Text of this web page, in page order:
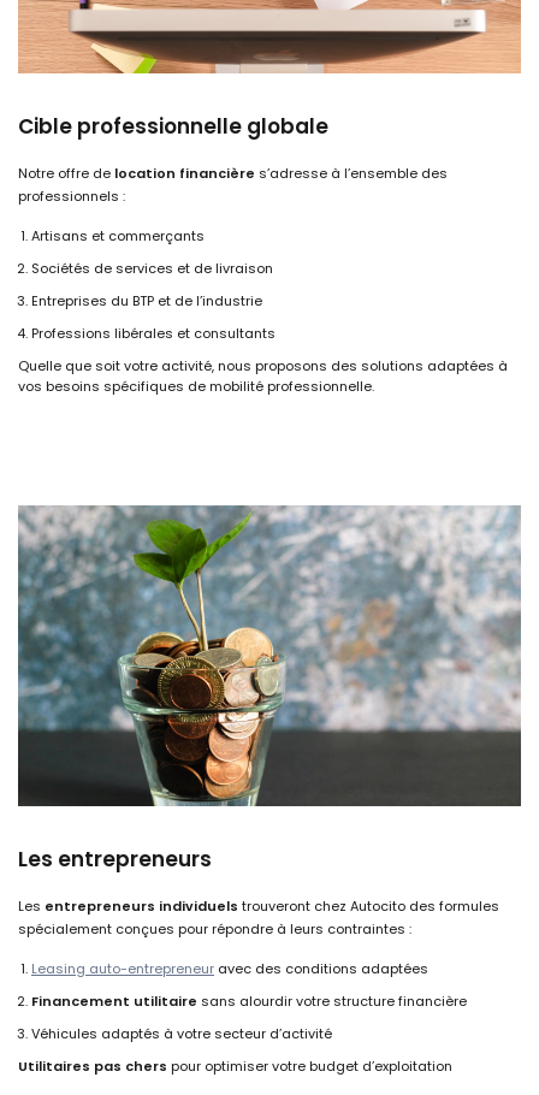
Cible professionnelle globale
Notre offre de location financière s’adresse à l’ensemble des
professionnels :
Artisans et commerçants
Sociétés de services et de livraison
Entreprises du BTP et de l’industrie
Professions libérales et consultants
Quelle que soit votre activité, nous proposons des solutions adaptées à
vos besoins spécifiques de mobilité professionnelle.
Les entrepreneurs
Les entrepreneurs individuels trouveront chez Autocito des formules
spécialement conçues pour répondre à leurs contraintes :
Leasing auto-entrepreneur avec des conditions adaptées
Financement utilitaire sans alourdir votre structure financière
Véhicules adaptés à votre secteur d’activité
Utilitaires pas chers pour optimiser votre budget d’exploitation